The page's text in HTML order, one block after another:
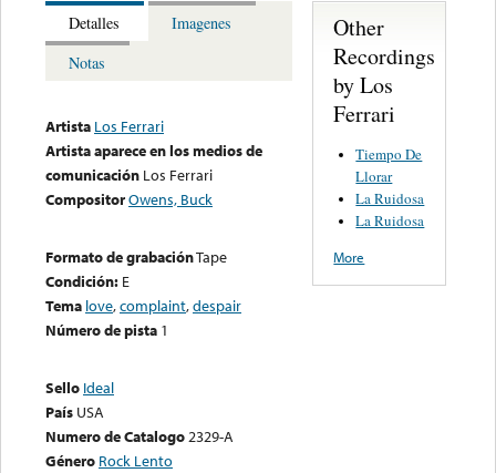
Detalles
Imagenes
Notas
Artista Los Ferrari
Artista aparece en los medios de
comunicación Los Ferrari
CompositorOwens, Buck
Formato de grabaciónTape
Condición: E
Tema love,complaint,despair
Número de pista 1
Sello Ideal
País USA
Numero de Catalogo2329-A
Género Rock Lento
Other
Recordings
by Los
Ferrari
Tiempo De
Llorar
La Ruidosa
La Ruidosa
More